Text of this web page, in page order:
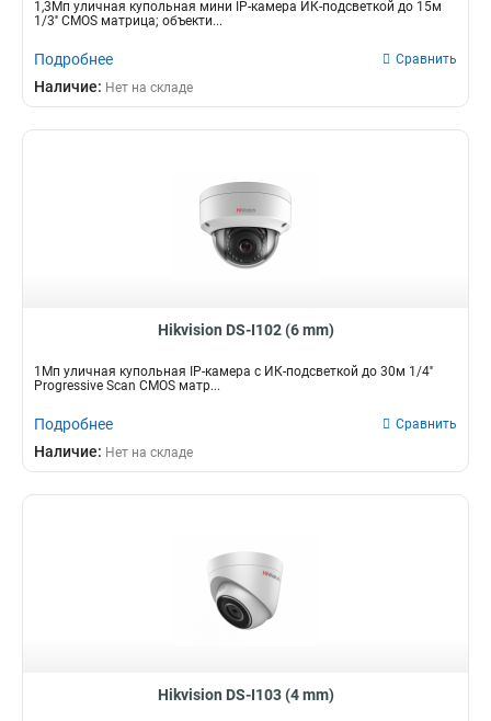
1,3Мп уличная купольная мини IP-камера ИК-подсветкой до 15м
1/3'' CMOS матрица; объекти...
Подробнее Сравнить
Наличие: Нет на складе
Hikvision DS-I102 (6 mm)
1Мп уличная купольная IP-камера с ИК-подсветкой до 30м 1/4''
Progressive Scan CMOS матр...
Подробнее Сравнить
Наличие: Нет на складе
Hikvision DS-I103 (4 mm)